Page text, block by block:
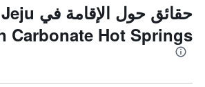
حقائق حول الإقامة في Jeju
Carbonate Hot Springs